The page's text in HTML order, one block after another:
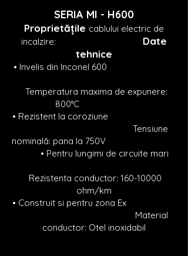
SERIA MI - H600
Proprietățile cablului electric de
incalzire:
Date
tehnice
• Invelis din Inconel 600
Temperatura maxima de expunere:
800°C
• Rezistent la coroziune
Tensiune
nominală: pana la 750V
• Pentru lungimi de circuite mari
Rezistenta conductor: 160-10000
ohm/km
• Construit si pentru zona Ex
Material
conductor: Otel inoxidabil